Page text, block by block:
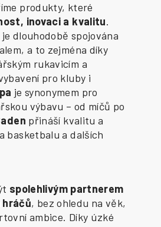
produkty, které
inovaci a kvalitu.
je dlouhodobě spojována
a to zejména díky
rukavicím a
pro kluby i
je synonymem pro
výbavu – od míčů po
přináší kvalitu a
basketbalu a dalších
spolehlivým partnerem
hráčů, bez ohledu na věk,
ambice. Díky úzké